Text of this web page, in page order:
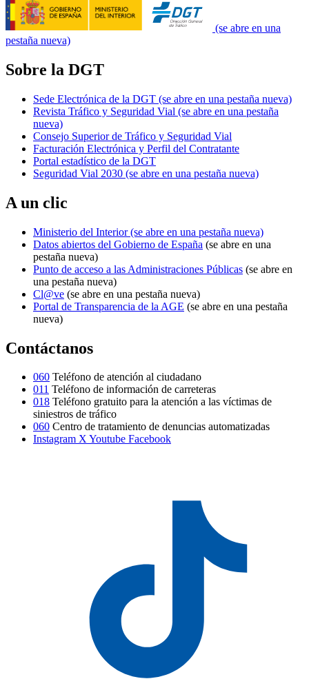
(se abre en una
pestaña nueva)
Sobre la DGT
Sede Electrónica de la DGT (se abre en una pestaña nueva)
Revista Tráfico y Seguridad Vial (se abre en una pestaña
nueva)
Consejo Superior de Tráfico y Seguridad Vial
Facturación Electrónica y Perfil del Contratante
Portal estadístico de la DGT
Seguridad Vial 2030 (se abre en una pestaña nueva)
A un clic
Ministerio del Interior(se abre en una pestaña nueva)
Datos abiertos del Gobierno de España (se abre en una
pestaña nueva)
Punto de acceso a las Administraciones Públicas (se abre en
una pestaña nueva)
Cl@ve (se abre en una pestaña nueva)
Portal de Transparencia de la AGE (se abre en una pestaña
nueva)
Contáctanos
060 Teléfono de atención al ciudadano
011 Teléfono de información de carreteras
018 Teléfono gratuito para la atención a las víctimas de
siniestros de tráfico
060 Centro de tratamiento de denuncias automatizadas
Instagram XYoutube Facebook